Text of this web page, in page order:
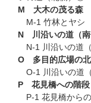
M 大木の茂る森
M-1 竹林とヤシ
N 川沿いの道（南
N-1 川沿いの道
O 多目的広場の北
O-1 川沿いの道
P 花見橋への階段
P-1 花見橋から